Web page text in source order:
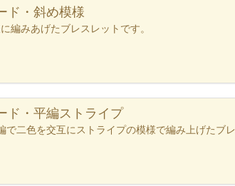
ド・斜め模様
編みあげたブレスレットです。
ド・平編ストライプ
二色を交互にストライプの模様で編み上げたブレ